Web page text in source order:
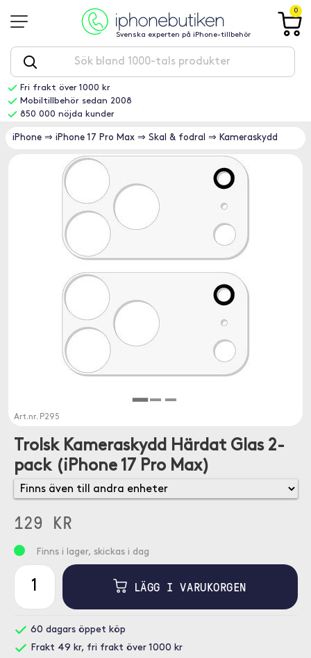
Svenska experten på iPhone-tillbehör
0
Fri frakt över 1000 kr
Mobiltillbehör sedan 2008
850 000 nöjda kunder
iPhone ⇒ iPhone 17 Pro Max ⇒ Skal & fodral ⇒ Kameraskydd
Art.nr. P295
Trolsk Kameraskydd Härdat Glas 2-
pack (iPhone 17 Pro Max)
129 KR
Finns i lager, skickas i dag
LÄGG I VARUKORGEN
60 dagars öppet köp
Frakt 49 kr, fri frakt över 1000 kr